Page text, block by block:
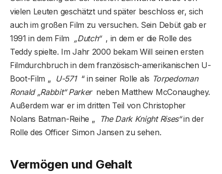
vielen Leuten geschätzt und später beschloss er, sich
auch im großen Film zu versuchen. Sein Debüt gab er
1991 in dem Film „Dutch“ , in dem er die Rolle des
Teddy spielte. Im Jahr 2000 bekam Will seinen ersten
Filmdurchbruch in dem französisch-amerikanischen U-
Boot-Film „ U-571 “ in seiner Rolle als Torpedoman
Ronald „Rabbit“ Parker neben Matthew McConaughey.
Außerdem war er im dritten Teil von Christopher
Nolans Batman-Reihe „
The Dark Knight Rises“in der
Rolle des Officer Simon Jansen zu sehen.
Vermögen und Gehalt